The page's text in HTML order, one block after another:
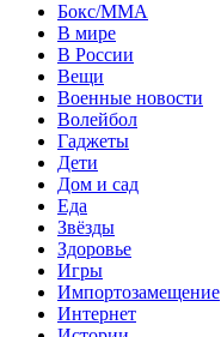
Бокс/MMA
В мире
В России
Вещи
Военные новости
Волейбол
Гаджеты
Дети
Дом и сад
Еда
Звёзды
Здоровье
Игры
Импортозамещение
Интернет